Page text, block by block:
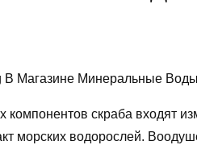
В Магазине Минеральные
компонентов скраба входят
морских водорослей.